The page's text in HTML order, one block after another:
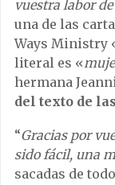
vuestra labor
una de las
Ways Ministry
literal es «
hermana
del texto de
“Gracias por
sido fácil, una
sacadas de